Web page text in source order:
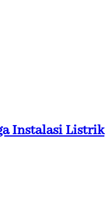
Instalasi Listrik